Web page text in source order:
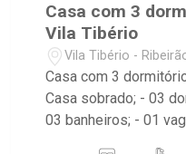
Casa com 3
Vila Tibério
Vila Tibério -
Casa com 3
Casa sobrado; - 03
03 banheiros; - 01